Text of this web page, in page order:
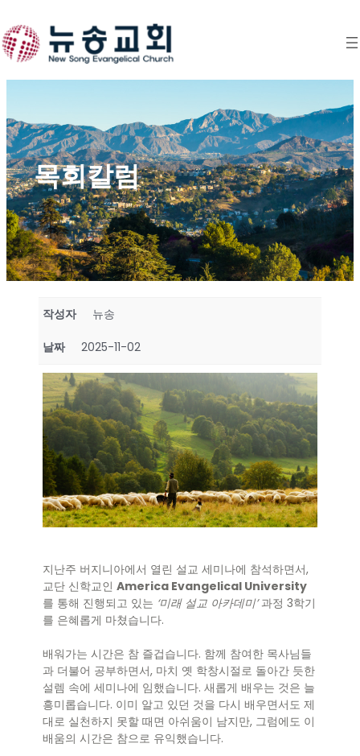
to
content
목회칼럼
작성자 뉴송
날짜 2025-11-02
지난주 버지니아에서 열린 설교 세미나에 참석하면서,
교단 신학교인 America Evangelical University
를 통해 진행되고 있는 ‘미래 설교 아카데미’과정 3학기
를 은혜롭게 마쳤습니다.
배워가는 시간은 참 즐겁습니다. 함께 참여한 목사님들
과 더불어 공부하면서, 마치 옛 학창시절로 돌아간 듯한
설렘 속에 세미나에 임했습니다. 새롭게 배우는 것은 늘
흥미롭습니다. 이미 알고 있던 것을 다시 배우면서도 제
대로 실천하지 못할 때면 아쉬움이 남지만, 그럼에도 이
배움의 시간은 참으로 유익했습니다.